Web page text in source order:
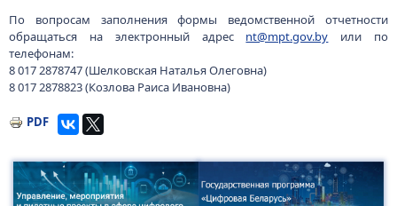
По вопросам заполнения формы ведомственной отчетности
обращаться на электронный адрес nt@mpt.gov.by или по
телефонам:
8 017 2878747 (Шелковская Наталья Олеговна)
8 017 2878823 (Козлова Раиса Ивановна)
PDF